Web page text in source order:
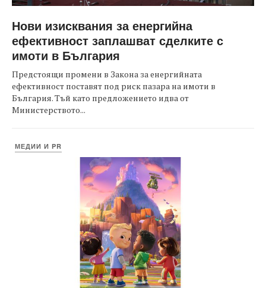
Нови изисквания за енергийна
ефективност заплашват сделките с
имоти в България
Предстоящи промени в Закона за енергийната
ефективност поставят под риск пазара на имоти в
България. Тъй като предложението идва от
Министерството...
МЕДИИ И PR